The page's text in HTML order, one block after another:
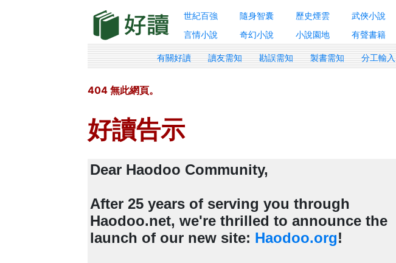
世紀百強 隨身智囊 歷史煙雲 武俠小說
言情小說
奇幻小說 小說園地 有聲書籍
有關好讀 讀友需知 勘誤需知 製書需知 分工輸入
404 無此網頁。
好讀告示
Dear Haodoo Community,
After 25 years of serving you through
Haodoo.net, we're thrilled to announce the
launch of our new site: Haodoo.org!